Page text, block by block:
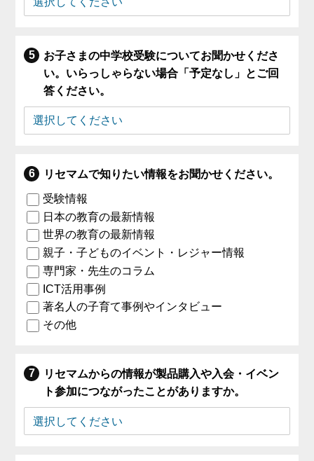
お子さまの中学校受験についてお聞かせくださ
い。いらっしゃらない場合「予定なし」とご回
答ください。
リセマムで知りたい情報をお聞かせください。
受験情報
日本の教育の最新情報
世界の教育の最新情報
親子・子どものイベント・レジャー情報
専門家・先生のコラム
ICT活用事例
著名人の子育て事例やインタビュー
その他
リセマムからの情報が製品購入や入会・イベン
ト参加につながったことがありますか。